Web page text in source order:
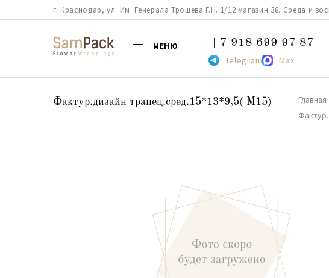
г. Краснодар, ул. Им. Генерала Трошева Г.Н. 1/12 магазин 38. Среда и
МЕНЮ +7 918 699 97 87
Telegram Max
Фактур.дизайн трапец.сред.15*13*9,5( М15) Главная